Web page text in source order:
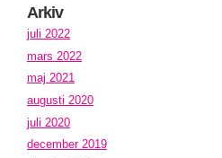
Arkiv
juli 2022
mars 2022
maj 2021
augusti 2020
juli 2020
december 2019